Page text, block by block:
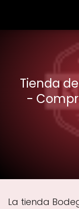
Tienda
-
La tienda